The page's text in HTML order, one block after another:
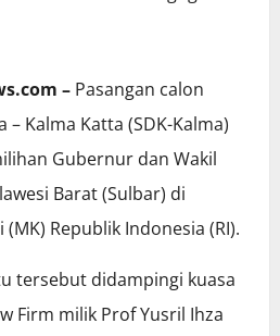
– Pasangan calon
Kalma Katta (SDK-Kalma)
Gubernur dan Wakil
Barat (Sulbar) di
Republik Indonesia (RI).
tersebut didampingi kuasa
Firm milik Prof Yusril Ihza